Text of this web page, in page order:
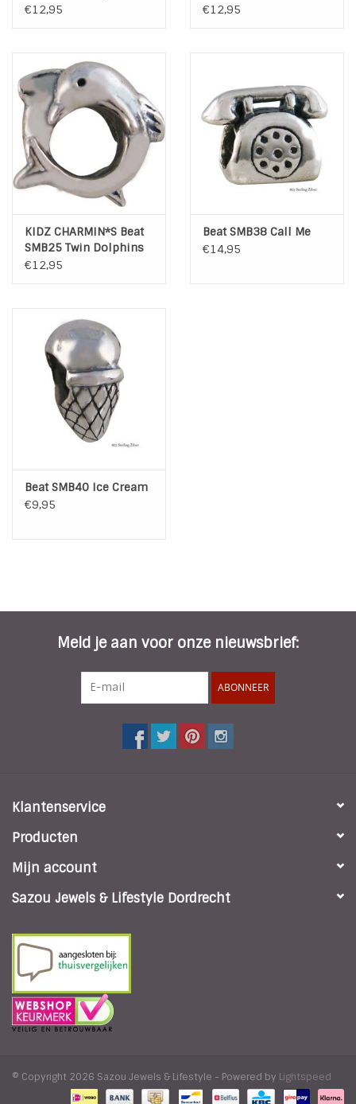
€12,95
€12,95
KIDZ CHARMIN*S Beat
SMB25 Twin Dolphins
€12,95
Beat SMB38 Call Me
€14,95
Beat SMB40 Ice Cream
€9,95
Meld je aan voor onze nieuwsbrief:
ABONNEER
Klantenservice
Producten
Mijn account
Sazou Jewels & Lifestyle Dordrecht
© Copyright 2026 Sazou Jewels & Lifestyle - Powered by Lightspeed